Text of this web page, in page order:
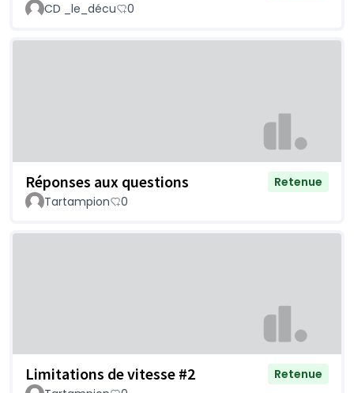
CD _le_décu
0
Réponses aux questions
Retenue
Tartampion
0
Limitations de vitesse #2
Retenue